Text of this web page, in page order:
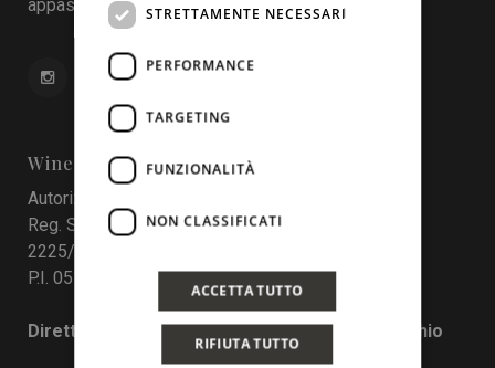
appassionati del vino.
Wine In Sicily
Autorizzazione del Tribunale di Palermo
Reg. Stampa nr. 4 del 10 maggio 2017 Num. Reg.
2225/2017
P.I. 05130190829
Direttore responsabile: Francesco Pensovecchio
STRETTAMENTE NECESSARI
PERFORMANCE
TARGETING
FUNZIONALITÀ
NON CLASSIFICATI
ACCETTA TUTTO
RIFIUTA TUTTO